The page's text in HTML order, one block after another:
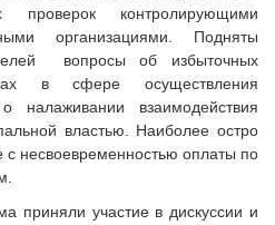
проверок контролирующими
организациями. Подняты
вопросы об избыточных
в сфере осуществления
налаживании взаимодействия
властью. Наиболее остро
с несвоевременностью оплаты по
приняли участие в дискуссии и